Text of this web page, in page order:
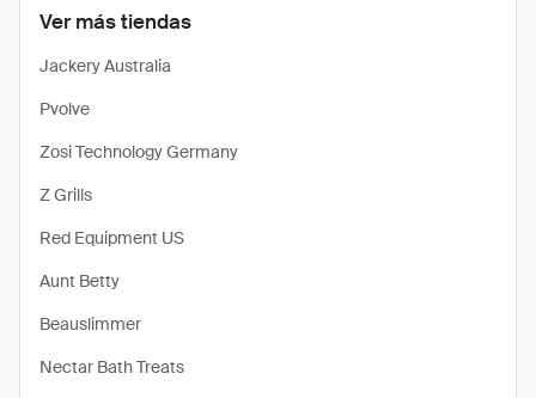
Ver más tiendas
Jackery Australia
Pvolve
Zosi Technology Germany
Z Grills
Red Equipment US
Aunt Betty
Beauslimmer
Nectar Bath Treats